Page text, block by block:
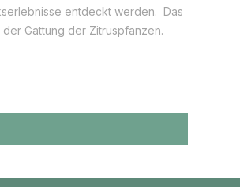
entdeckt werden. Das
Gattung der Zitruspfanzen.
Rautengwächse (Rutaceae)